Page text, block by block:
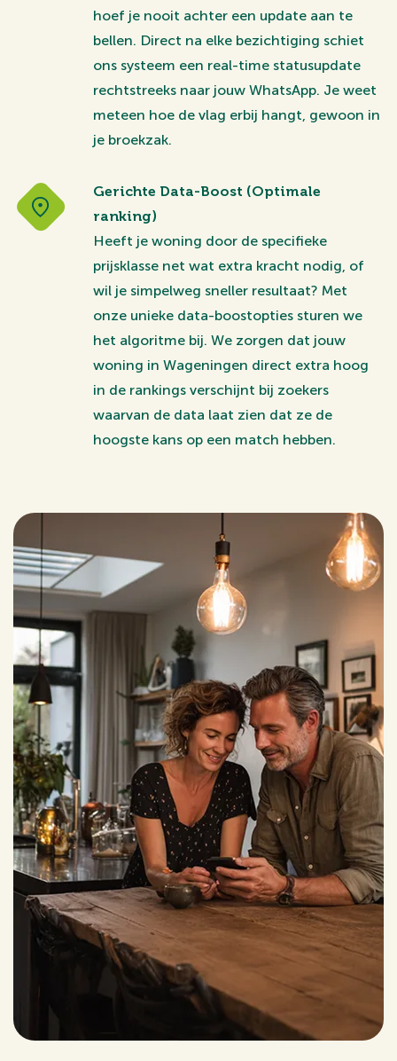
hoef je nooit achter een update aan te
bellen. Direct na elke bezichtiging schiet
ons systeem een real-time statusupdate
rechtstreeks naar jouw WhatsApp. Je weet
meteen hoe de vlag erbij hangt, gewoon in
je broekzak.
Gerichte Data-Boost (Optimale
ranking)
Heeft je woning door de specifieke
prijsklasse net wat extra kracht nodig, of
wil je simpelweg sneller resultaat? Met
onze unieke data-boostopties sturen we
het algoritme bij. We zorgen dat jouw
woning in Wageningen direct extra hoog
in de rankings verschijnt bij zoekers
waarvan de data laat zien dat ze de
hoogste kans op een match hebben.